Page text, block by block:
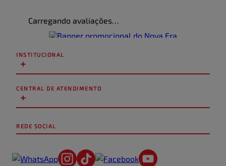
Carregando avaliações…
INSTITUCIONAL
+
CENTRAL DE ATENDIMENTO
+
REDE SOCIAL